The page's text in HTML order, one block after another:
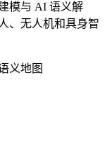
模与 AI 语义解
、无人机和具身智